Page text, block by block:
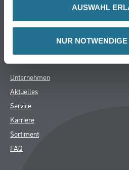
AUSWAHL
NUR
Hersteller
Über Uns
Unternehmen
Aktuelles
Service
Karriere
Sortiment
FAQ